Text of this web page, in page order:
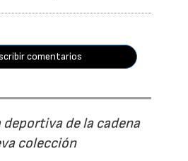
comentarios
de la cadena
colección